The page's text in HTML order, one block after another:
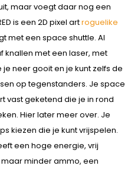
uit, maar voegt daar nog een
is een 2D pixel artroguelike
met een space shuttle. Al
knallen met een laser, met
neer gooit en je kunt zelfs de
op tegenstanders. Je space
vast geketend die je in rond
Hier later meer over. Je
kiezen die je kunt vrijspelen.
een hoge energie, vrij
minder ammo, een